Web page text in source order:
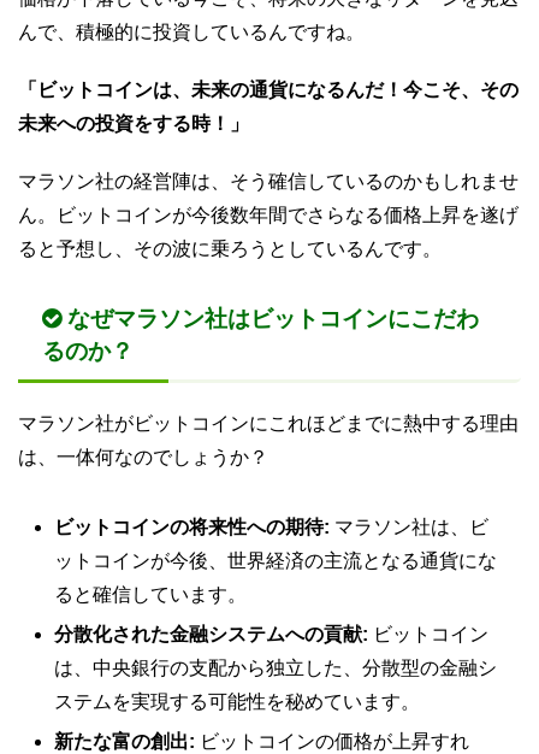
んで、積極的に投資しているんですね。
「ビットコインは、未来の通貨になるんだ！今こそ、その
未来への投資をする時！」
マラソン社の経営陣は、そう確信しているのかもしれませ
ん。ビットコインが今後数年間でさらなる価格上昇を遂げ
ると予想し、その波に乗ろうとしているんです。
なぜマラソン社はビットコインにこだわ
るのか？
マラソン社がビットコインにこれほどまでに熱中する理由
は、一体何なのでしょうか？
ビットコインの将来性への期待: マラソン社は、ビ
ットコインが今後、世界経済の主流となる通貨にな
ると確信しています。
分散化された金融システムへの貢献: ビットコイン
は、中央銀行の支配から独立した、分散型の金融シ
ステムを実現する可能性を秘めています。
新たな富の創出: ビットコインの価格が上昇すれ